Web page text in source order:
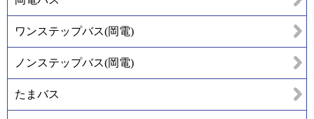
ワンステップバス(岡電)
ノンステップバス(岡電)
たまバス